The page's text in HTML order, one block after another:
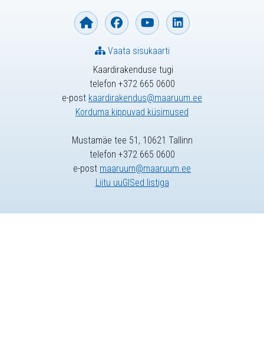
Kaardirakenduse tugi
telefon +372 665 0600
e-post kaardirakendus@maaruum.ee
Korduma kippuvad küsimused
Vaata sisukaarti
Mustamäe tee 51, 10621 Tallinn
telefon +372 665 0600
e-post maaruum@maaruum.ee
Liitu uuGISed listiga